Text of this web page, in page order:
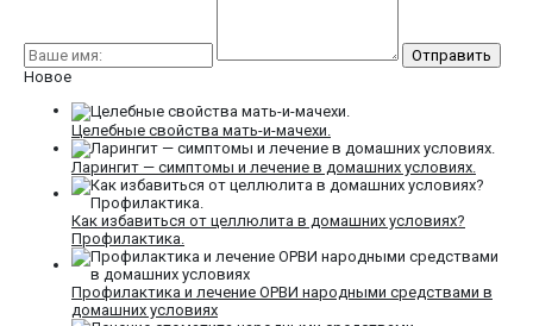
Новое
Целебные свойства мать-и-мачехи.
Ларингит — симптомы и лечение в домашних условиях.
Как избавиться от целлюлита в домашних условиях?
Профилактика.
Профилактика и лечение ОРВИ народными средствами в
домашних условиях